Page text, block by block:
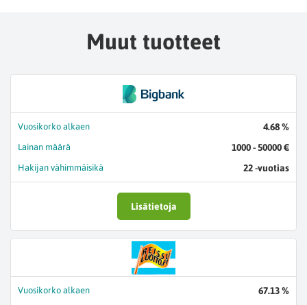
Muut tuotteet
Vuosikorko alkaen 4.68 %
Lainan määrä 1000 - 50000 €
Hakijan vähimmäisikä 22 -vuotias
Lisätietoja
Vuosikorko alkaen 67.13 %